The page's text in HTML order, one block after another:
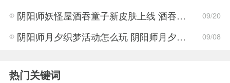
阴阳师妖怪屋酒吞童子新皮肤上线 酒吞童子新皮肤详情介绍 09/20
阴阳师月夕织梦活动怎么玩 阴阳师月夕织梦活动玩法攻略 09/08
热门关键词